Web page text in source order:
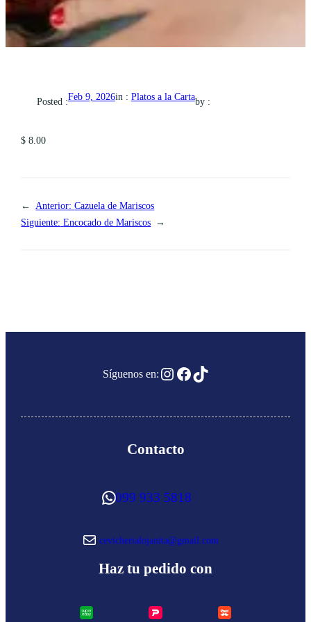
Posted :Feb 9, 2026in : Platos a la Cartaby :
$ 8.00
← Anterior: Cazuela de Mariscos
Siguiente: Encocado de Mariscos →
Síguenos en:Instagram
Facebook
TikTok
Contacto
WhatsApp 099 933 5818
Correo electrónico cevicherialojanita@gmail.com
Haz tu pedido con